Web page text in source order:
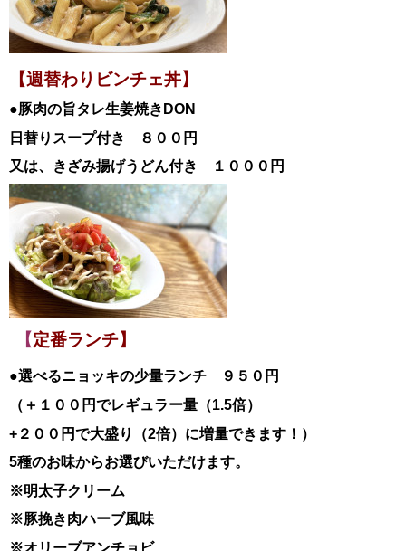
【週替わりビンチェ丼】
●豚肉の旨タレ生姜焼き DON
日替りスープ付き ８００円
又は、きざみ揚げうどん付き １０００円
【定番ランチ】
●選べるニョッキの少量ランチ ９５０円
（＋１００円でレギュラー量（1.5倍）
+２００円で大盛り（2倍）に増量できます！）
5種のお味からお選びいただけます。
※明太子クリーム
※豚挽き肉ハーブ風味
※オリーブアンチョビ